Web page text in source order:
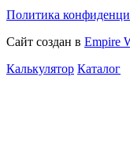
Политика
Сайт создан в Empire
Калькулятор Каталог